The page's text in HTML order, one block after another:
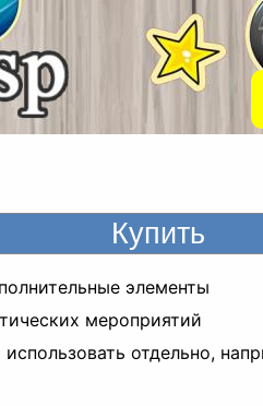
элементы
мероприятий
отдельно,